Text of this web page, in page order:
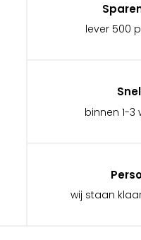
lever 500
binnen 1-3
wij staan